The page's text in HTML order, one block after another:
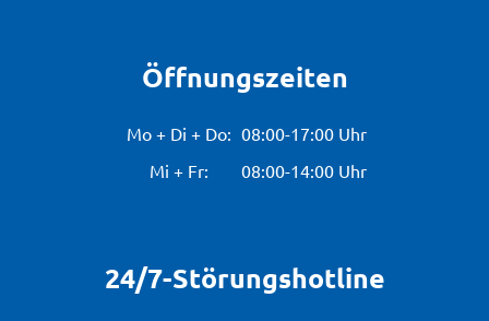
Öffnungszeiten
Mo + Di + Do: 08:00-17:00 Uhr
Mi + Fr:
08:00-14:00 Uhr
24/7-Störungshotline